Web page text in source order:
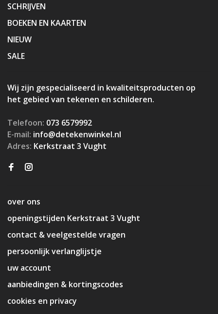
SCHRIJVEN
BOEKEN EN KAARTEN
NIEUW
SALE
Wij zijn gespecialiseerd in kwaliteitsproducten op
het gebied van tekenen en schilderen.
Telefoon: 073 6579992
E-mail: info@detekenwinkel.nl
Adres: Kerkstraat 3 Vught
over ons
openingstijden Kerkstraat 3 Vught
contact & veelgestelde vragen
persoonlijk verlanglijstje
uw account
aanbiedingen & kortingscodes
cookies en privacy